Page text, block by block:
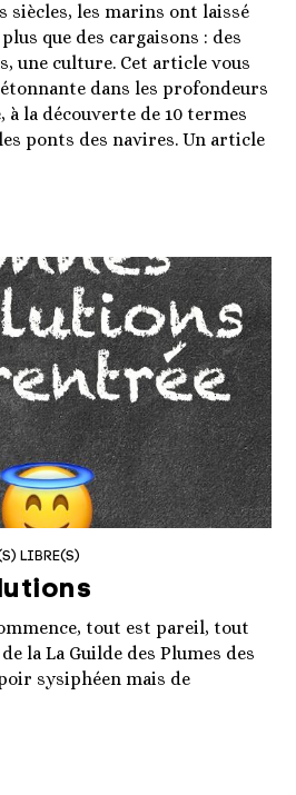
siècles, les marins ont laissé
que des cargaisons : des
une culture. Cet article vous
dans les profondeurs
à la découverte de 10 termes
ponts des navires. Un article
LIBRE(S)
tout est pareil, tout
la La Guilde des Plumes des
sysiphéen mais de